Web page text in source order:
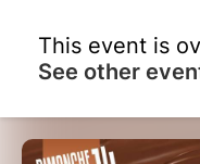
This event is
See other